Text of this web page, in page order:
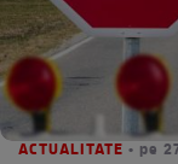
ACTUALITATE • pe